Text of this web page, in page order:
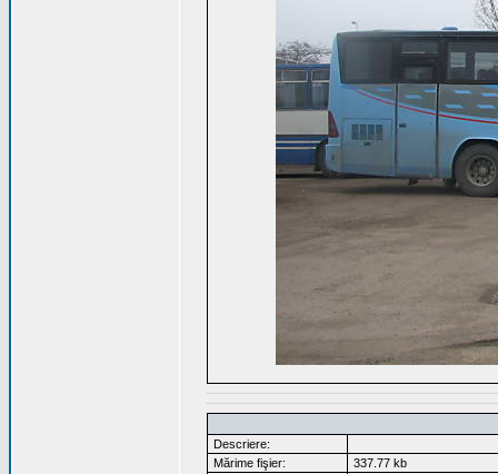
Descriere:
Mărime fişier:
337.77 kb